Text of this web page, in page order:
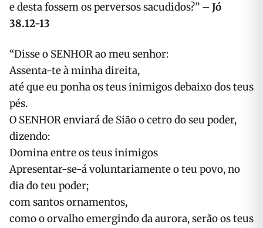
e desta fossem os perversos sacudidos?” – Jó
38.12-13
“Disse o SENHOR ao meu senhor:
Assenta-te à minha direita,
até que eu ponha os teus inimigos debaixo dos teus
pés.
O SENHOR enviará de Sião o cetro do seu poder,
dizendo:
Domina entre os teus inimigos
Apresentar-se-á voluntariamente o teu povo, no
dia do teu poder;
com santos ornamentos,
como o orvalho emergindo da aurora, serão os teus